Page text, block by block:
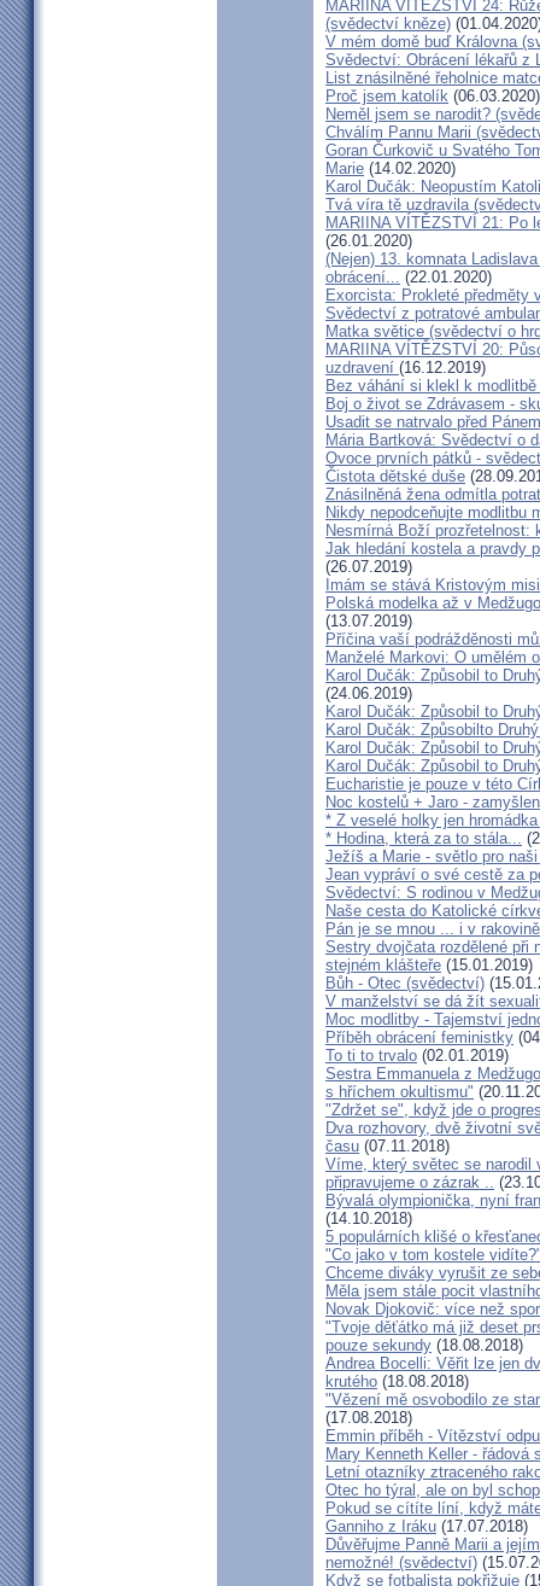
MARIINA VÍTĚZSTVÍ 24:
(svědectví kněze)
V mém domě buď Královna
Svědectví: Obrácení lékařů z
List znásilněné řeholnice
Proč jsem katolík (06.03.2020)
Neměl jsem se narodit?
Chválím Pannu Marii
Goran Čurkovič u Svatého
Marie (14.02.2020)
Karol Dučák: Neopustím
Tvá víra tě uzdravila
MARIINA VÍTĚZSTVÍ 21: Po
(26.01.2020)
(Nejen) 13. komnata
obrácení... (22.01.2020)
Exorcista: Prokleté předměty
Svědectví z potratové
Matka světice (svědectví o
MARIINA VÍTĚZSTVÍ 20:
uzdravení (16.12.2019)
Bez váhání si klekl k
Boj o život se Zdrávasem -
Usadit se natrvalo před Pánem
Mária Bartková: Svědectví o
Ovoce prvních pátků -
Čistota dětské duše
Znásilněná žena odmítla
Nikdy nepodceňujte modlitbu
Nesmírná Boží
Jak hledání kostela a pravdy
(26.07.2019)
Imám se stává Kristovým
Polská modelka až v
(13.07.2019)
Příčina vaší podrážděnosti
Manželé Markovi: O umělém
Karol Dučák: Způsobil to
(24.06.2019)
Karol Dučák: Způsobil to
Karol Dučák: Způsobilto
Karol Dučák: Způsobil to
Karol Dučák: Způsobil to
Eucharistie je pouze v této
Noc kostelů + Jaro -
* Z veselé holky jen
* Hodina, která za to stála...
Ježíš a Marie - světlo pro
Jean vypráví o své cestě za
Svědectví: S rodinou v
Naše cesta do Katolické
Pán je se mnou ... i v
Sestry dvojčata rozdělené při
stejném klášteře (15.01.2019)
Bůh - Otec (svědectví)
V manželství se dá žít
Moc modlitby - Tajemství
Příběh obrácení feministky
To ti to trvalo (02.01.2019)
Sestra Emmanuela z
s hříchem okultismu"
"Zdržet se", když jde o
Dva rozhovory, dvě životní
času (07.11.2018)
Víme, který světec se narodil
připravujeme o zázrak ..
Bývalá olympionička, nyní
(14.10.2018)
5 populárních klišé o
"Co jako v tom kostele
Chceme diváky vyrušit ze
Měla jsem stále pocit
Novak Djokovič: více než
"Tvoje děťátko má již deset
pouze sekundy (18.08.2018)
Andrea Bocelli: Věřit lze jen
krutého (18.08.2018)
"Vězení mě osvobodilo ze
(17.08.2018)
Emmin příběh - Vítězství
Mary Kenneth Keller - řádová
Letní otazníky ztraceného
Otec ho týral, ale on byl
Pokud se cítíte líní, když
Ganniho z Iráku (17.07.2018)
Důvěřujme Panně Marii a
nemožné! (svědectví)
Když se fotbalista pokřižuje